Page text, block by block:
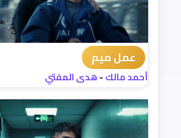
عمل ميم
أحمد مالك-هدى المفتي